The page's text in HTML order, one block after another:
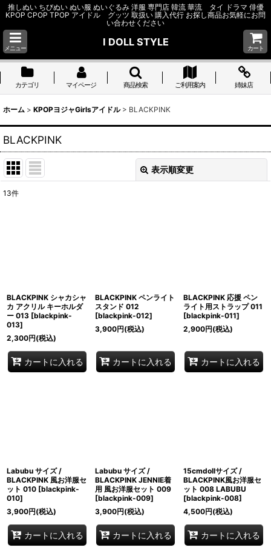
推しぬい ちびぬい ぬい服 ぬいぐるみ 洋服 専門店 韓流 華流 タイ ドラマ 俳優
KPOP CPOP TPOP アイドル グッツ 取扱い 購入代行 お探し商品お気軽にお問
い合わせください
メニュー
I DOLL STYLE
カート
カテゴリ マイページ 商品検索 ご利用案内 姉妹店
ホーム > KPOPヨジャGirlsアイドル > BLACKPINK
BLACKPINK
表示順変更
13件
BLACKPINK シャカシャ
カ アクリル キーホルダ
ー 013 [blackpink-
013]
2,300円(税込)
カートに入れる
BLACKPINK ペンライト
スタンド 012
[blackpink-012]
3,900円(税込)
カートに入れる
BLACKPINK 応援 ペン
ライト用ストラップ 011
[blackpink-011]
2,900円(税込)
カートに入れる
Labubu サイズ /
BLACKPINK 風お洋服セ
ット 010 [blackpink-
010]
3,900円(税込)
カートに入れる
Labubu サイズ /
BLACKPINK JENNIE着
用 風お洋服セット 009
[blackpink-009]
3,900円(税込)
カートに入れる
15cmdollサイズ /
BLACKPINK風お洋服セ
ット 008 LABUBU
[blackpink-008]
4,500円(税込)
カートに入れる